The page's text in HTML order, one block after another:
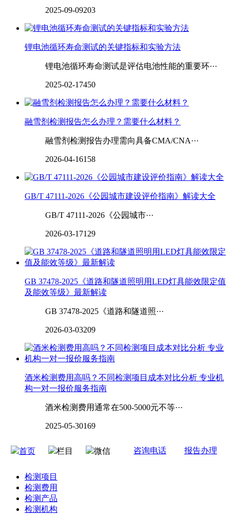
2025-09-09203
锂电池循环寿命测试的关键指标和实验方法
锂电池循环寿命测试是评估电池性能的重要环···
2025-02-17450
融雪剂检测报告怎么办理？需要什么材料？
融雪剂检测报告办理需向具备CMA/CNA···
2026-04-16158
GB/T 47111-2026《公园城市建设评价指南》解读大全
GB/T 47111-2026《公园城市···
2026-03-17129
GB 37478-2025《道路和隧道照明用LED灯具能效限定值
及能效等级》最新解读
GB 37478-2025《道路和隧道照···
2026-03-03209
酒米检测费用高吗？不同检测项目成本对比分析 专业机
构一对一报价服务指南
酒米检测费用通常在500-5000元不等···
2025-05-30169
首页 栏目 微信 咨询电话 报告办理
检测项目
检测费用
检测产品
检测机构